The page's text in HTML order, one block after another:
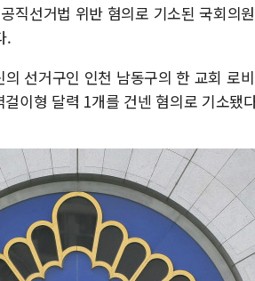
[코인시황]
직선거법 위반 혐의로 기소된 국회의
.
선거구인 인천 남동구의 한 교회 로
이형 달력 1개를 건넨 혐의로 기소됐